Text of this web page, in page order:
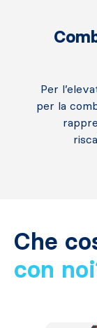
Per
per la
Che
con